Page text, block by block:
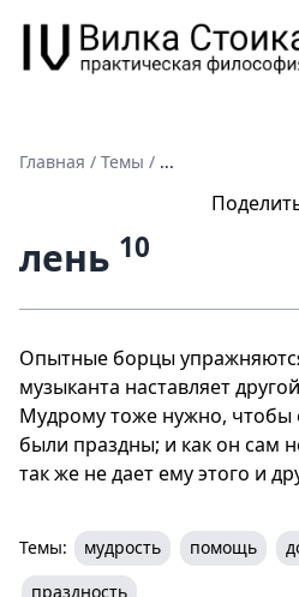
Главная / Темы / ...
лень 10
Опытные борцы
музыканта наставляет
Мудрому тоже нужно, чтобы
были праздны; и как он сам
так же не дает ему этого и
Темы: мудрость помощь
праздность